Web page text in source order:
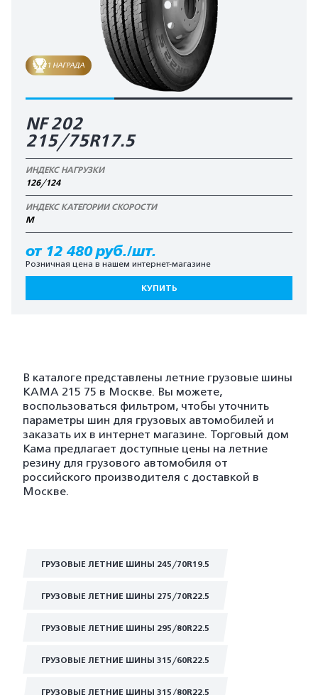
1 НАГРАДА
NF 202
215/75R17.5
ИНДЕКС НАГРУЗКИ
126/124
ИНДЕКС КАТЕГОРИИ СКОРОСТИ
M
от 12 480 руб./шт.
Розничная цена в нашем интернет-магазине
КУПИТЬ
В каталоге представлены летние грузовые шины
KAMA 215 75 в Москве. Вы можете,
воспользоваться фильтром, чтобы уточнить
параметры шин для грузовых автомобилей и
заказать их в интернет магазине. Торговый дом
Кама предлагает доступные цены на летние
резину для грузового автомобиля от
российского производителя с доставкой в
Москве.
ГРУЗОВЫЕ ЛЕТНИЕ ШИНЫ 245/70R19.5
ГРУЗОВЫЕ ЛЕТНИЕ ШИНЫ 275/70R22.5
ГРУЗОВЫЕ ЛЕТНИЕ ШИНЫ 295/80R22.5
ГРУЗОВЫЕ ЛЕТНИЕ ШИНЫ 315/60R22.5
ГРУЗОВЫЕ ЛЕТНИЕ ШИНЫ 315/80R22.5